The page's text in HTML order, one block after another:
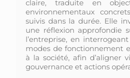
claire, traduite en
environnementaux
suivis dans la durée. Elle
une réflexion approfondie
l’entreprise, en
modes de fonctionnement
à la société, afin d’aligner
gouvernance et actions